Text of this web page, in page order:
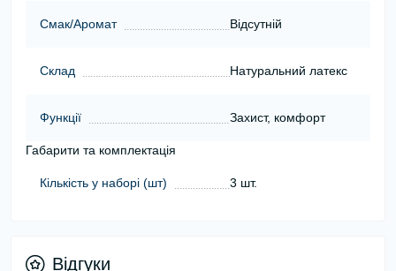
Смак/Аромат Відсутній
Склад Натуральний латекс
Функції Захист, комфорт
Габарити та комплектація
Кількість у наборі (шт) 3 шт.
Відгуки